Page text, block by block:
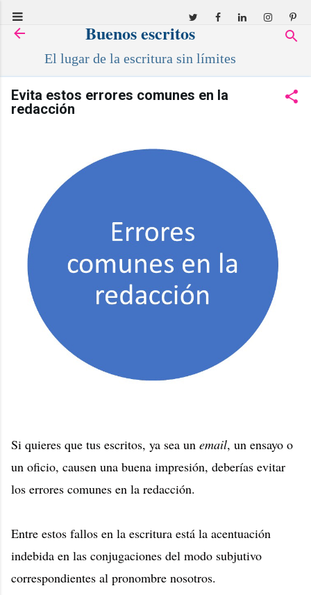
Ir al contenido principal
Buenos escritos
El lugar de la escritura sin límites
Evita estos errores comunes en la
redacción
Si quieres que tus escritos, ya sea un email, un ensayo o
un oficio, causen una buena impresión, deberías evitar
los errores comunes en la redacción.
Entre estos fallos en la escritura está la acentuación
indebida en las conjugaciones del modo subjutivo
correspondientes al pronombre nosotros.